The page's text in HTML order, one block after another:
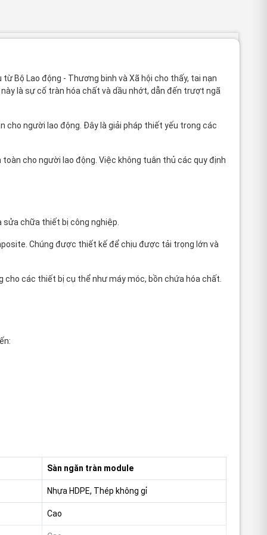
Bộ Lao động - Thương binh và Xã hội cho thấy, tai nạn
là sự cố tràn hóa chất và dầu nhớt, dẫn đến trượt ngã
người lao động. Đây là giải pháp thiết yếu trong các
cho người lao động. Việc không tuân thủ các quy định
chữa thiết bị công nghiệp.
Chúng được thiết kế để chịu được tải trọng lớn và
các thiết bị cụ thể như máy móc, bồn chứa hóa chất.
Sàn ngăn tràn module
Nhựa HDPE, Thép không gỉ
Cao